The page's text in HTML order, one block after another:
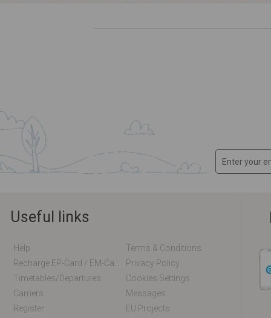
Useful links
Help
Terms & Conditions
Privacy Policy
Timetables/departures
Cookies Settings
Carriers
Messages
Register
EU Projects